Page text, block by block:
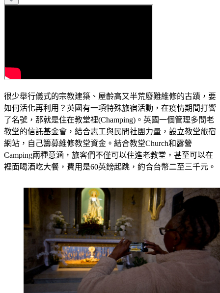
很少舉行儀式的宗教建築、屋齡高又半荒廢難維修的古蹟，要
如何活化再利用？英國有一項特殊旅宿活動，在疫情期間打響
了名號，那就是住在教堂裡(Champing)。英國一個管理多間老
教堂的信託基金會，結合志工與民間社團力量，設立教堂旅宿
網站，自己籌募維修教堂資金。結合教堂Church和露營
Camping兩種意涵，旅客們不僅可以住進老教堂，甚至可以在
裡面喝酒吃大餐，費用是60英鎊起跳，約合台幣二至三千元。